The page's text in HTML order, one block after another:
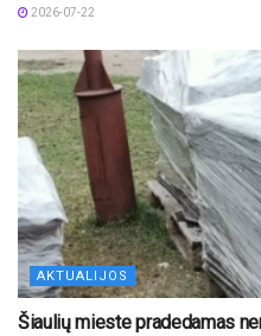
2026-07-22
AKTUALIJOS
Šiaulių mieste pradedamas